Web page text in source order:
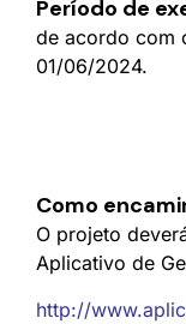
Período de
de acordo com
01/06/2024.
Como
O projeto
Aplicativo de
http://